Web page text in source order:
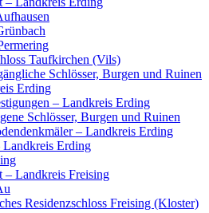
Taufkirchen (Vils)
Schlösser, Burgen und Ruinen
Erding
– Landkreis Erding
Schlösser, Burgen und Ruinen
– Landkreis Erding
Landkreis Erding
– Landkreis Freising
Residenzschloss Freising (Kloster)